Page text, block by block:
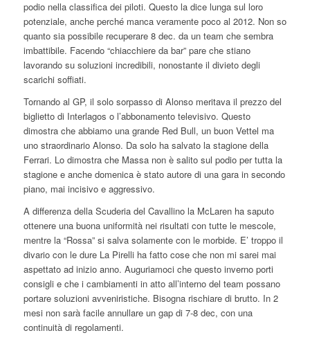
podio nella classifica dei piloti. Questo la dice lunga sul loro
potenziale, anche perché manca veramente poco al 2012. Non so
quanto sia possibile recuperare 8 dec. da un team che sembra
imbattibile. Facendo “chiacchiere da bar” pare che stiano
lavorando su soluzioni incredibili, nonostante il divieto degli
scarichi soffiati.
Tornando al GP, il solo sorpasso di Alonso meritava il prezzo del
biglietto di Interlagos o l’abbonamento televisivo. Questo
dimostra che abbiamo una grande Red Bull, un buon Vettel ma
uno straordinario Alonso. Da solo ha salvato la stagione della
Ferrari. Lo dimostra che Massa non è salito sul podio per tutta la
stagione e anche domenica è stato autore di una gara in secondo
piano, mai incisivo e aggressivo.
A differenza della Scuderia del Cavallino la McLaren ha saputo
ottenere una buona uniformità nei risultati con tutte le mescole,
mentre la “Rossa” si salva solamente con le morbide. E’ troppo il
divario con le dure La Pirelli ha fatto cose che non mi sarei mai
aspettato ad inizio anno. Auguriamoci che questo inverno porti
consigli e che i cambiamenti in atto all’interno del team possano
portare soluzioni avveniristiche. Bisogna rischiare di brutto. In 2
mesi non sarà facile annullare un gap di 7-8 dec, con una
continuità di regolamenti.